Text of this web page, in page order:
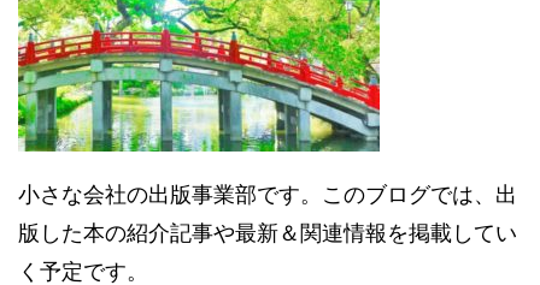
小さな会社の出版事業部です。このブログでは、出
版した本の紹介記事や最新＆関連情報を掲載してい
く予定です。